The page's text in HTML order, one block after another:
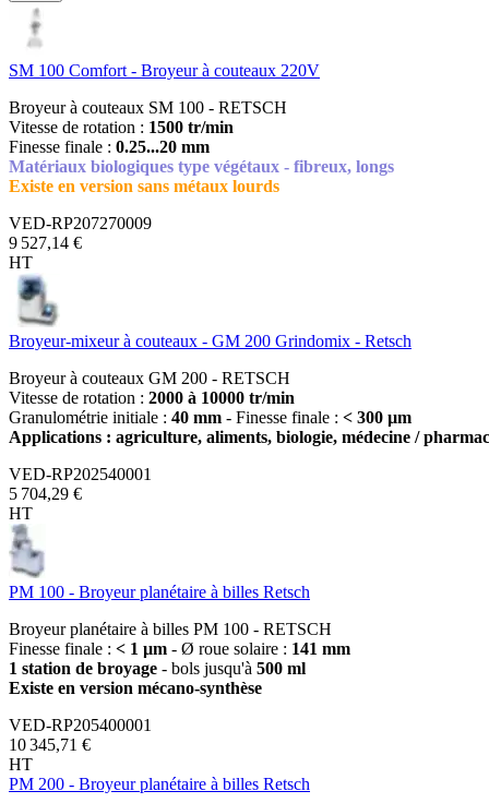
SM 100 Comfort - Broyeur à couteaux 220V
Broyeur à couteaux SM 100 - RETSCH
Vitesse de rotation : 1500 tr/min
Finesse finale : 0.25...20 mm
Matériaux biologiques type végétaux - fibreux, longs
Existe en version sans métaux lourds
VED-RP207270009
9 527,14 €
HT
Broyeur-mixeur à couteaux - GM 200 Grindomix - Retsch
Broyeur à couteaux GM 200 - RETSCH
Vitesse de rotation : 2000 à 10000 tr/min
Granulométrie initiale : 40 mm - Finesse finale : < 300 µm
Applications : agriculture, aliments, biologie, médecine /
VED-RP202540001
5 704,29 €
HT
PM 100 - Broyeur planétaire à billes Retsch
Broyeur planétaire à billes PM 100 - RETSCH
Finesse finale : < 1 µm - Ø roue solaire : 141 mm
1 station de broyage - bols jusqu'à 500 ml
Existe en version mécano-synthèse
VED-RP205400001
10 345,71 €
HT
PM 200 - Broyeur planétaire à billes Retsch